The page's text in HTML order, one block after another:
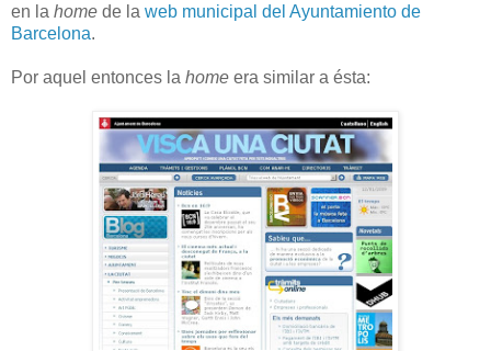
en la home de la web municipal del Ayuntamiento de
Barcelona.
Por aquel entonces la home era similar a ésta: